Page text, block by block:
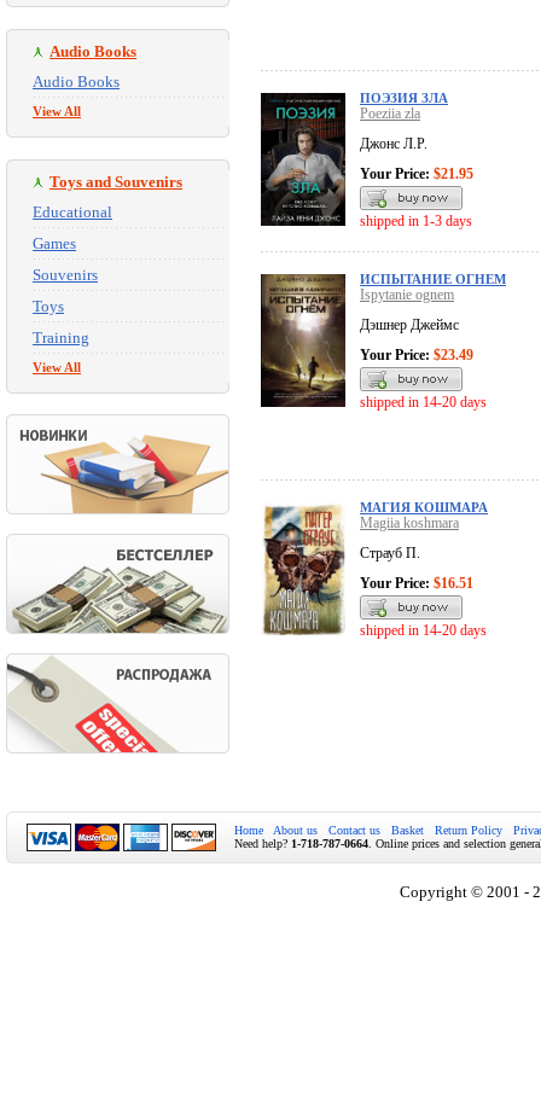
Audio Books
Audio Books
View All
Toys and Souvenirs
Educational
Games
Souvenirs
Toys
Training
View All
ПОЭЗИЯ ЗЛА
Poeziia zla
Джонс Л.Р.
Your Price: $21.95
shipped in 1-3 days
ИСПЫТАНИЕ ОГНЕМ
Ispytanie ognem
Дэшнер Джеймс
Your Price: $23.49
shipped in 14-20 days
МАГИЯ КОШМАРА
Magiia koshmara
Страуб П.
Your Price: $16.51
shipped in 14-20 days
Home About us Contact us Basket Return Policy
Need help? 1-718-787-0664 . Online prices and selection
Copyright © 2001 -